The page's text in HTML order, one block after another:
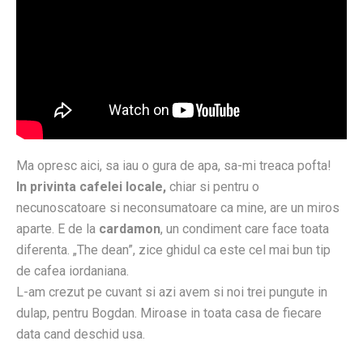
Ma opresc aici, sa iau o gura de apa, sa-mi treaca pofta!
In privinta cafelei locale, chiar si pentru o
necunoscatoare si neconsumatoare ca mine, are un miros
aparte. E de la cardamon, un condiment care face toata
diferenta. „The dean”, zice ghidul ca este cel mai bun tip
de cafea iordaniana.
L-am crezut pe cuvant si azi avem si noi trei pungute in
dulap, pentru Bogdan. Miroase in toata casa de fiecare
data cand deschid usa.